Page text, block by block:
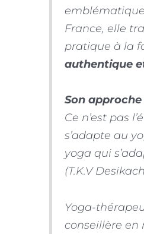
France, elle
pratique à la
authentique
Son
Ce n’est pas
s’adapte au
yoga qui
(T.K.V
Yoga-
conseillère en